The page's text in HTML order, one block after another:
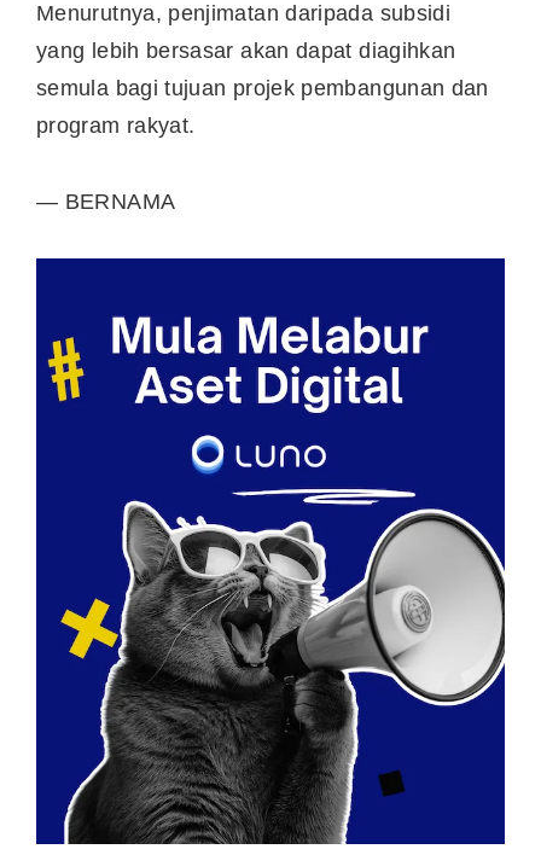
Menurutnya, penjimatan daripada subsidi
yang lebih bersasar akan dapat diagihkan
semula bagi tujuan projek pembangunan dan
program rakyat.
— BERNAMA